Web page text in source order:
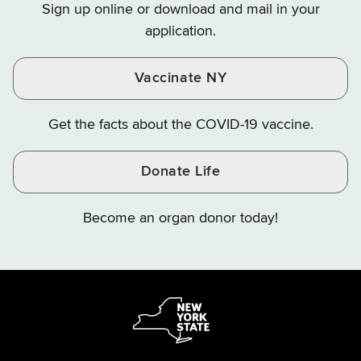
Instagram
X
YouTube
Sign up online or download and mail in your
application.
Vaccinate NY
Get the facts about the COVID-19 vaccine.
Donate Life
Become an organ donor today!